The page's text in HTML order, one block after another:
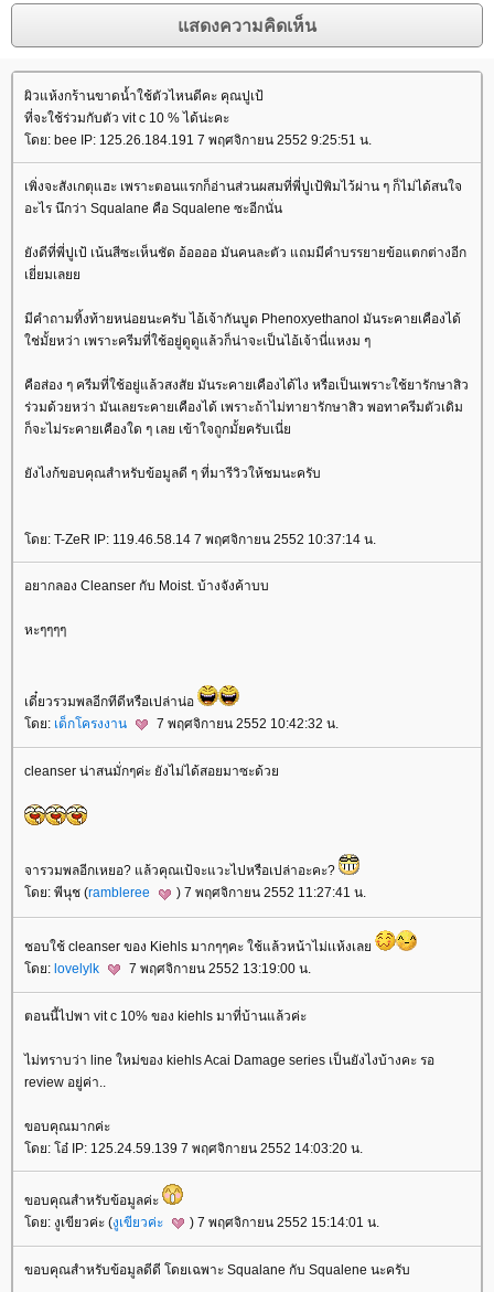
ผิวแห้งกร้านขาดน้ำใช้ตัวไหนดีคะ คุณปูเป้
ที่จะใช้ร่วมกับตัว vit c 10 % ได้น่ะคะ
ดย: bee IP: 125.26.184.191 7 พฤศจิกายน 2552 9:25:51 น.
เพิ่งจะสังเกตุแฮะ เพราะตอนแรกก็อ่านส่วนผสมที่พี่ปูเป้พิมไว้ผ่าน ๆ ก็ไม่ได้สนใจ
อะไร นึกว่า Squalane คือ Squalene ซะอีกนั่น
ังดีที่พี่ปูเป้ เน้นสีซะเห็นชัด อ้ออออ มันคนละตัว แถมมีคำบรรยายข้อแตกต่างอีก
เยี่ยมเล
มีคำถามทิ้งท้ายหน่อยนะครับ ไอ้เจ้ากันบูด Phenoxyethanol มันระคายเคืองได้
ช่มั้ยหว่า เพราะครีมที่ใช้อยู่ดูดูแล้วก็น่าจะเป็นไอ้เจ้านี่แหงม ๆ
คือส่อง ๆ ครีมที่ใช้อยู่แล้วสงสัย มันระคายเคืองได้ไง หรือเป็นเพราะใช้ยารักษาสิว
ร่วมด้วยหว่า มันเลยระคายเคืองได้ เพราะถ้าไม่ทายารักษาสิว พอทาครีมตัวเดิม
ก็จะไม่ระคายเคืองใด ๆ เลย เข้าใจถูกมั้ยครับเนี่
ังไงก้ขอบคุณสำหรับข้อมูลดี ๆ ที่มารีวิวให้ชมนะครับ
ดย: T-ZeR IP: 119.46.58.14 7 พฤศจิกายน 2552 10:37:14 น.
อยากลอง Cleanser กับ Moist. บ้างจังค้าบบ
หะๆๆๆๆ
เดี๋ยวรวมพลอีกทีดีหรือเปล่าน่อ
ดย: เด็กโครงงาน 7 พฤศจิกายน 2552 10:42:32 น.
cleanser น่าสนมั่กๆค่ะ ยังไม่ได้สอยมาซะด้ว
จารวมพลอีกเหยอ? แล้วคุณเป้จะแวะไปหรือเปล่าอะคะ?
ดย: พีนุช (rambleree ) 7 พฤศจิกายน 2552 11:27:41 น.
ชอบใช้ cleanser ของ Kiehls มากๆๆคะ ใช้แล้วหน้าไม่เเห้งเล
ดย: lovelylk 7 พฤศจิกายน 2552 13:19:00 น.
ตอนนี้ไปพา vit c 10% ของ kiehls มาที่บ้านแล้วค่ะ
ไม่ทราบว่า line ใหม่ของ kiehls Acai Damage series เป็นยังไงบ้างคะ รอ
review อยู่ค่า..
ขอบคุณมากค่ะ
ดย: โอ๋ IP: 125.24.59.139 7 พฤศจิกายน 2552 14:03:20 น.
ขอบคุณสำหรับข้อมูลค่ะ
ดย: งูเขียวค่ะ (งูเขียวค่ะ ) 7 พฤศจิกายน 2552 15:14:01 น.
ขอบคุณสำหรับข้อมูลดีดี โดยเฉพาะ Squalane กับ Squalene นะครับ